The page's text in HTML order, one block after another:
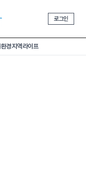
로그인
환경지역라이프